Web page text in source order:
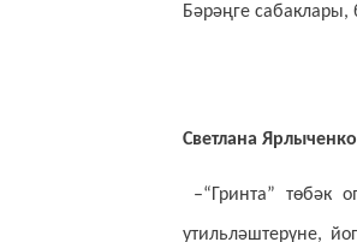
Бәрәңге
Светлана
–“Гринта” төбәк
утильләштерүне,